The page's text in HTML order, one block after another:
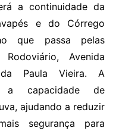
a continuidade da
e do Córrego
que passa pelas
Avenida
Paula Vieira. A
a capacidade de
ajudando a reduzir
segurança para